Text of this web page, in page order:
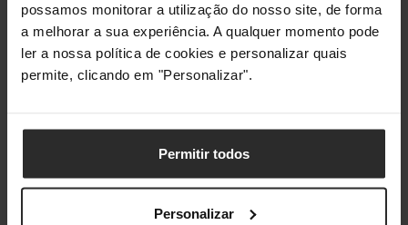
possamos monitorar a utilização do nosso site, de forma
a melhorar a sua experiência. A qualquer momento pode
ler a nossa política de cookies e personalizar quais
permite, clicando em "Personalizar".
Permitir todos
Personalizar